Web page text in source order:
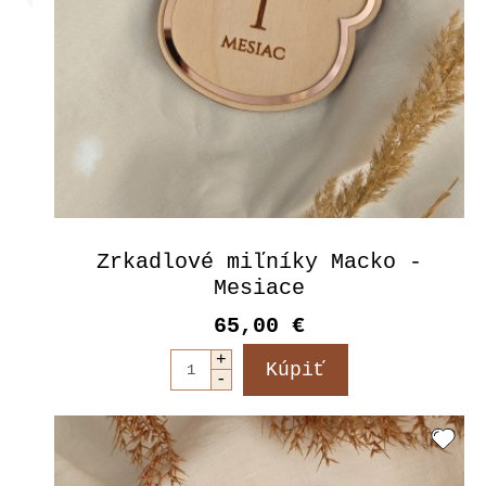
Zrkadlové miľníky Macko -
Mesiace
65,00 €